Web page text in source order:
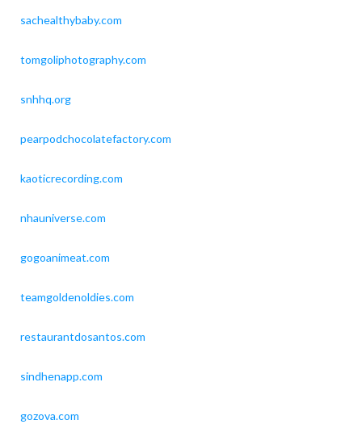
sachealthybaby.com
tomgoliphotography.com
snhhq.org
pearpodchocolatefactory.com
kaoticrecording.com
nhauniverse.com
gogoanimeat.com
teamgoldenoldies.com
restaurantdosantos.com
sindhenapp.com
gozova.com